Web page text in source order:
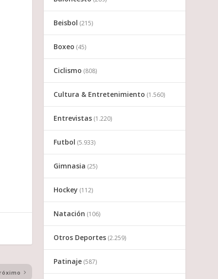
Beisbol (215)
Boxeo (45)
Ciclismo (808)
Cultura & Entretenimiento (1.560)
Entrevistas (1.220)
Futbol (5.933)
Gimnasia (25)
Hockey (112)
Natación (106)
Otros Deportes (2.259)
Patinaje (587)